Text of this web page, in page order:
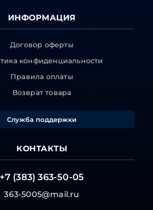
ИНФОРМАЦИЯ
Договор оферты
конфиденциальности
Правила оплаты
Возврат товара
Служба поддержки
КОНТАКТЫ
+7 (383) 363-50-05
363-5005@mail.ru